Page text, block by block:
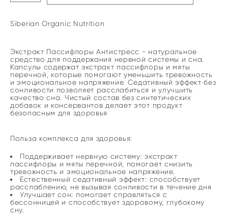
Siberian Organic Nutrition
Экстракт Пассифлоры Антистресс - натуральное
средство для поддержания нервной системы и сна.
Капсулы содержат экстракт пассифлоры и мяты
перечной, которые помогают уменьшить тревожность
и эмоциональное напряжение. Седативный эффект без
сонливости позволяет расслабиться и улучшить
качество сна. Чистый состав без синтетических
добавок и консервантов делает этот продукт
безопасным для здоровья
Польза комплекса для здоровья:
Поддерживает нервную систему: экстракт
пассифлоры и мяты перечной, помогает снизить
тревожность и эмоциональное напряжение.
​Естественный седативный эффект: способствует
расслаблению, не вызывая сонливости в течение дня
Улучшает сон: помогает справляться с
бессонницей и способствует здоровому, глубокому
сну.